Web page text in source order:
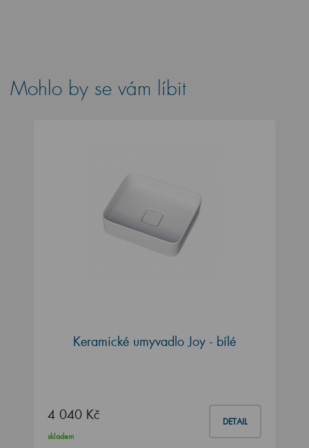
Mohlo by se vám líbit
Keramické umyvadlo Joy - bílé
4 040 Kč DETAIL
skladem